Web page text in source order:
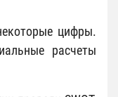
цифры.
расчеты